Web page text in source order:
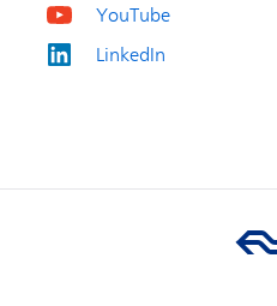
YouTube
LinkedIn